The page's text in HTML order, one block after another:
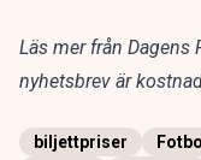
Läs mer från Dagens
nyhetsbrev är
biljettpriser